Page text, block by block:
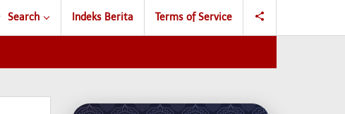
Search Indeks Berita Terms of Service